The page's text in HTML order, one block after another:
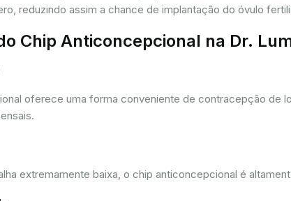
reduzindo assim a chance de implantação do óvulo
Chip Anticoncepcional na Dr.
oferece uma forma conveniente de contracepção de
extremamente baixa, o chip anticoncepcional é